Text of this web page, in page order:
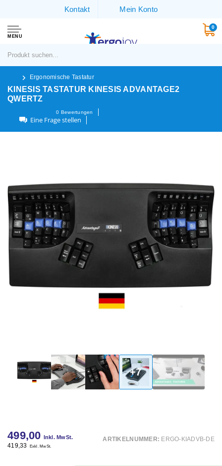
Kontakt Mein Konto
MENU
0
Ergonomische Tastatur
KINESIS TASTATUR KINESIS ADVANTAGE2
QWERTZ
0 Bewertungen
Eine Frage stellen
+7
499,00 Inkl. MwSt.
419,33 Exkl. MwSt.
ARTIKELNUMMER: ERGO-KIADVB-DE